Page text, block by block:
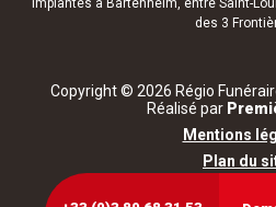
implantés à Bartenheim, entre Saint-
des 3
Copyright © 2026 Régio
Réalisé par
Mentions
Plan du